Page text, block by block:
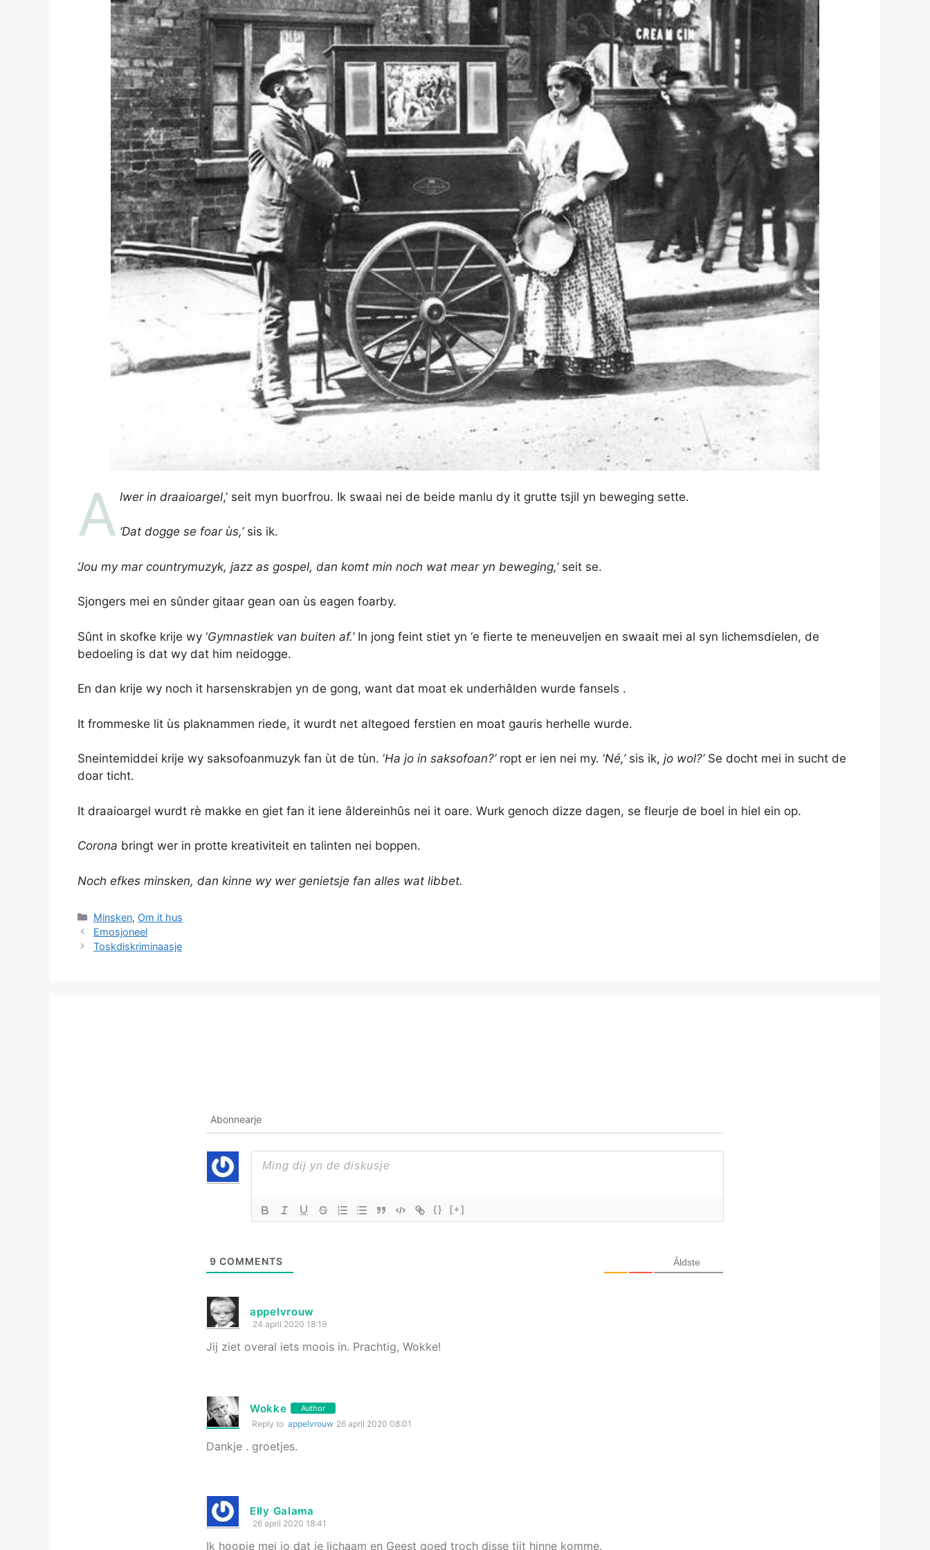
A lwer in draaioargel,’ seit myn buorfrou. Ik swaai nei de beide manlu dy it grutte tsjil yn beweging sette.
‘Dat dogge se foar ùs,’sis ik.
‘Jou my mar countrymuzyk, jazz as gospel, dan komt min noch wat mear yn beweging,’seit se.
Sjongers mei en sûnder gitaar gean oan ùs eagen foarby.
Sûnt in skofke krije wy ‘Gymnastiek van buiten af.’ In jong feint stiet yn ‘e fierte te meneuveljen en swaait mei al syn lichemsdielen, de
bedoeling is dat wy dat him neidogge.
En dan krije wy noch it harsenskrabjen yn de gong, want dat moat ek underhâlden wurde fansels .
It frommeske lit ùs plaknammen riede, it wurdt net altegoed ferstien en moat gauris herhelle wurde.
Sneintemiddei krije wy saksofoanmuzyk fan ùt de tùn. ‘Ha jo in saksofoan?’ropt er ien nei my. ‘Né,’sis ik, jo wol?’Se docht mei in sucht de
doar ticht.
It draaioargel wurdt rè makke en giet fan it iene âldereinhûs nei it oare. Wurk genoch dizze dagen, se fleurje de boel in hiel ein op.
Corona bringt wer in protte kreativiteit en talinten nei boppen.
Noch efkes minsken, dan kinne wy wer genietsje fan alles wat libbet.
Categories
Minsken, Om it hus
Emosjoneel
Toskdiskriminaasje
Abonnearje
{} [+]
9 COMMENTS Âldste
appelvrouw
24 april 2020 18:19
Jij ziet overal iets moois in. Prachtig, Wokke!
Wokke Author
Reply to appelvrouw 26 april 2020 08:01
Dankje . groetjes.
Elly Galama
26 april 2020 18:41
Ik hoopje mei jo dat je lichaam en Geest goed troch disse tiit hinne komme.